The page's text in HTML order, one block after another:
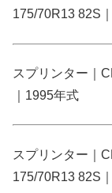
175/70R13 82S
スプリンター｜
｜1995年式
スプリンター｜
175/70R13 82S